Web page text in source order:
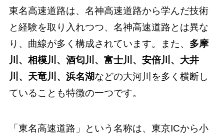
東名高速道路は、名神高速道路から学んだ技術
と経験を取り入れつつ、名神高速道路とは異な
り、曲線が多く構成されています。また、 多摩
川、相模川、酒匂川、富士川、安倍川、大井
川、天竜川、浜名湖などの大河川を多く横断し
ていることも特徴の一つです。
「東名高速道路」という名称は、東京ICから小